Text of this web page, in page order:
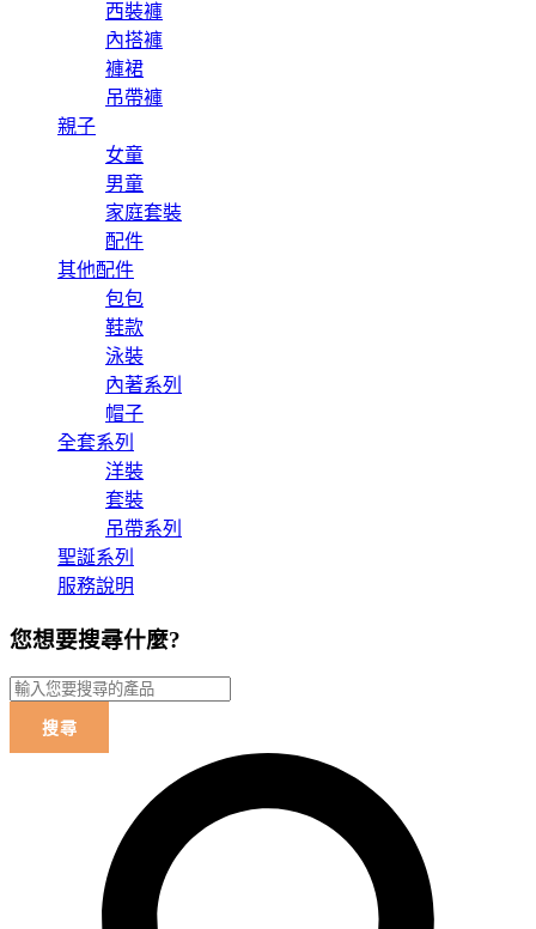
西裝褲
內搭褲
褲裙
吊帶褲
親子
女童
男童
家庭套裝
配件
其他配件
包包
鞋款
泳裝
內著系列
帽子
全套系列
洋裝
套裝
吊帶系列
聖誕系列
服務說明
您想要搜尋什麼?
搜尋